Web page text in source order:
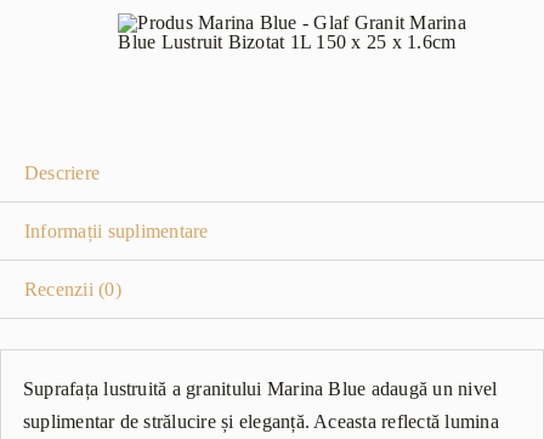
Descriere
Informații suplimentare
Recenzii (0)
Suprafața lustruită a granitului Marina Blue adaugă un nivel
suplimentar de strălucire și eleganță. Aceasta reflectă lumina